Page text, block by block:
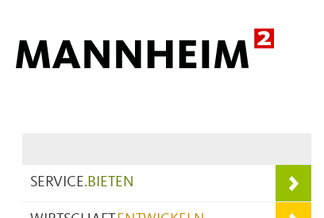
SERVICE.BIETEN